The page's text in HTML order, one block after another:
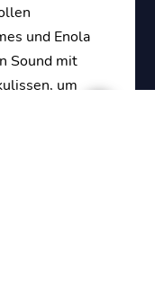
und Enola
Sound mit
um